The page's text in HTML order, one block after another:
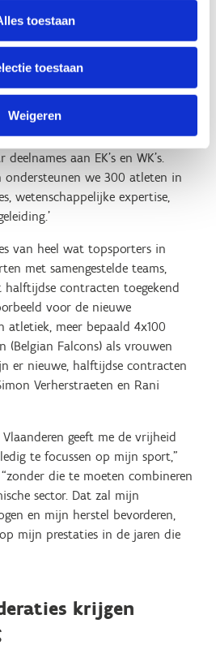
toestaan
toestaan
Weigeren
afdelingshoofd
. ‘Uiteraard betekent het
geenszins dat Sport Vlaanderen
een schakel in een hele reeks van
die we toepassen. We
programma in het
aan EK’s en WK’s.
ondersteunen we 300 atleten in
wetenschappelijke expertise,
van heel wat topsporters in
met samengestelde teams,
contracten toegekend
voor de nieuwe
atletiek, meer bepaald 4x100
(Belgian Falcons) als vrouwen
er nieuwe, halftijdse contracten
Verherstraeten en Rani
geeft me de vrijheid
te focussen op mijn sport,”
die te moeten combineren
sector. Dat zal mijn
en mijn herstel bevorderen,
mijn prestaties in de jaren die
krijgen